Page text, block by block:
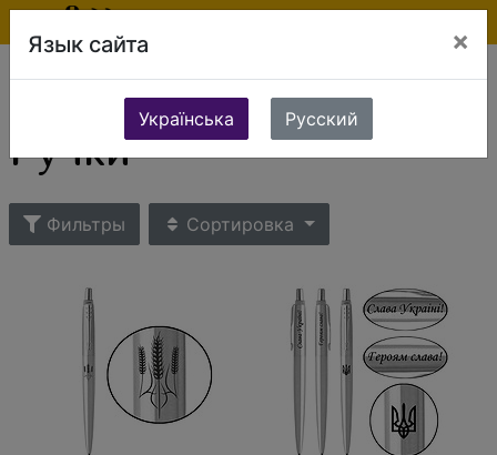
Ювелирные изделия
Сувениры и подарки
Ручки
Фильтры Сортировка
Язык сайта ×
Українська Русский